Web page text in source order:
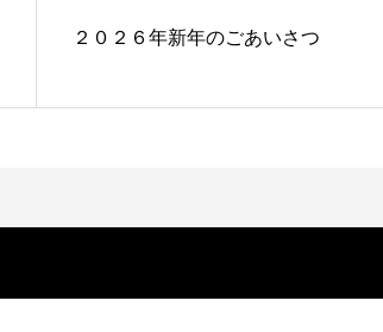
２０２６年新年のごあいさつ